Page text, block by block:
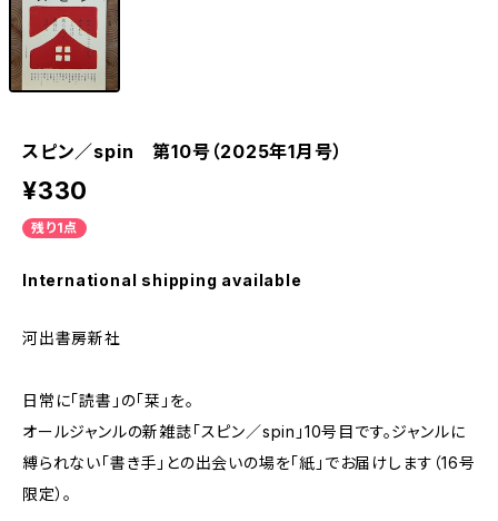
スピン／spin 第10号（2025年1月号）
¥330
残り1点
International shipping available
河出書房新社
日常に「読書」の「栞」を。
オールジャンルの新雑誌「スピン／spin」10号目です。ジャンルに
縛られない「書き手」との出会いの場を「紙」でお届けします（16号
限定）。